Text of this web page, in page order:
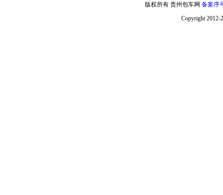
版权所有 贵州包车网 备案序
Copyright 2012-